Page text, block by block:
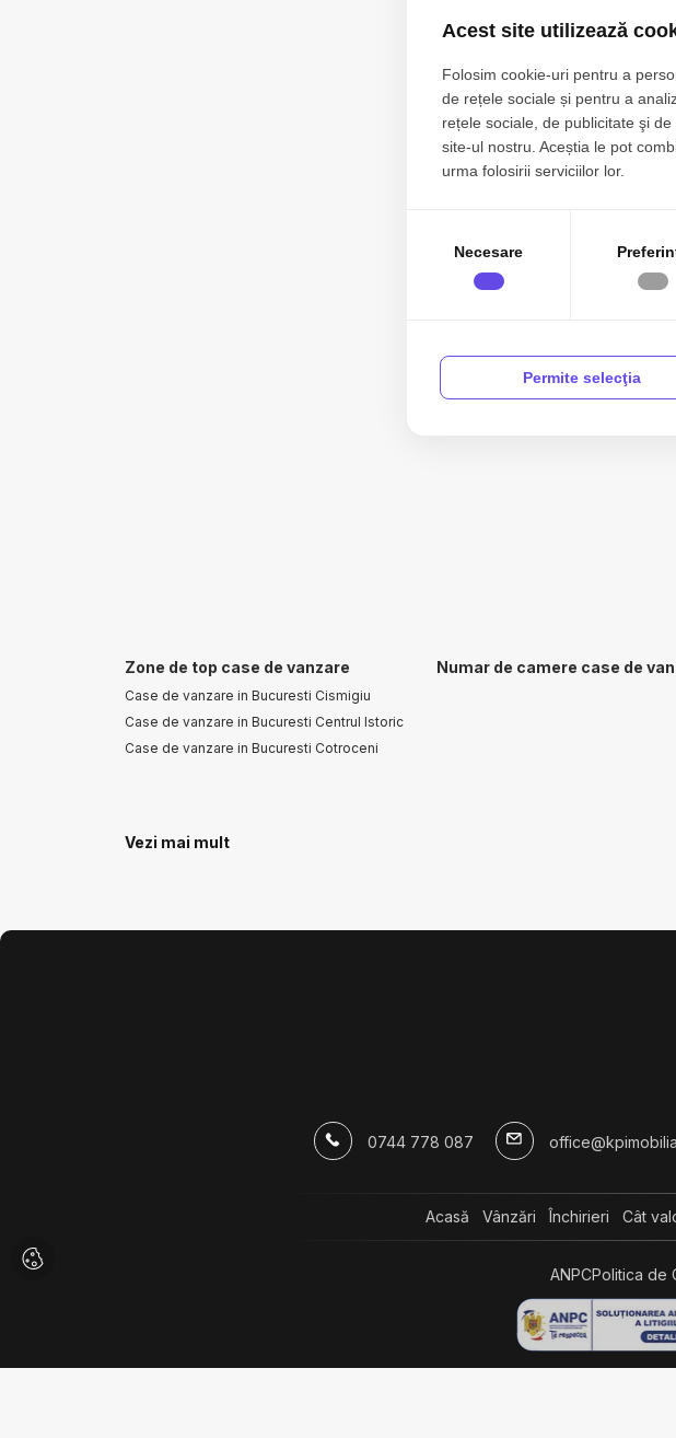
Zone de top case de vanzare
Case de vanzare in Bucuresti Cismigiu
Case de vanzare in Bucuresti Centrul Istoric
Case de vanzare in Bucuresti Cotroceni
Numar de camere case de
Terenuri de vanzare in Darvari Exterior Vest
Spatii comerciale de vanzare in
Calea Plevnei
Vezi mai mult
0744 778 087
Acasă Vânzări Închirieri Cât
ANPCPolitica de
Acest site utilizează
Folosim cookie-uri pentru a
de rețele sociale și pentru a
rețele sociale, de publicitate şi
site-ul nostru. Aceștia le pot
urma folosirii serviciilor lor.
Necesare
Permite selecţia